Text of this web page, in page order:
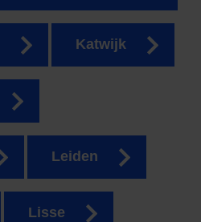
Katwijk
Leiden
Lisse